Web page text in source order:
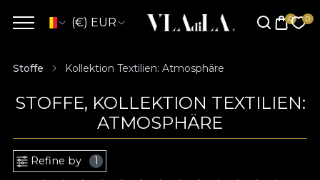
(€) EUR
Stoffe Kollektion Textilien: Atmosphäre
STOFFE, KOLLEKTION TEXTILIEN:
ATMOSPHÄRE
Refine by 1